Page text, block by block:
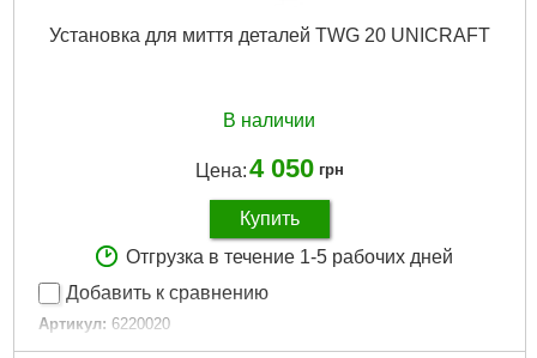
Установка для миття деталей TWG 20 UNICRAFT
В наличии
Цена:4 050 грн
Купить
Отгрузка в течение 1-5 рабочих дней
Добавить к сравнению
Артикул: 6220020
Код товара: 29.60.03